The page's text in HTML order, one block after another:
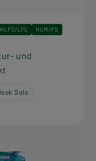
HLFS/LFS
HUM/FS
und
Solo